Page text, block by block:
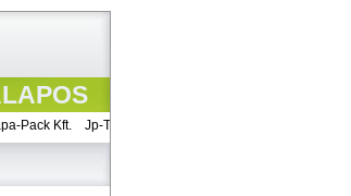
Kft. Jp-Team Gépész Kft.